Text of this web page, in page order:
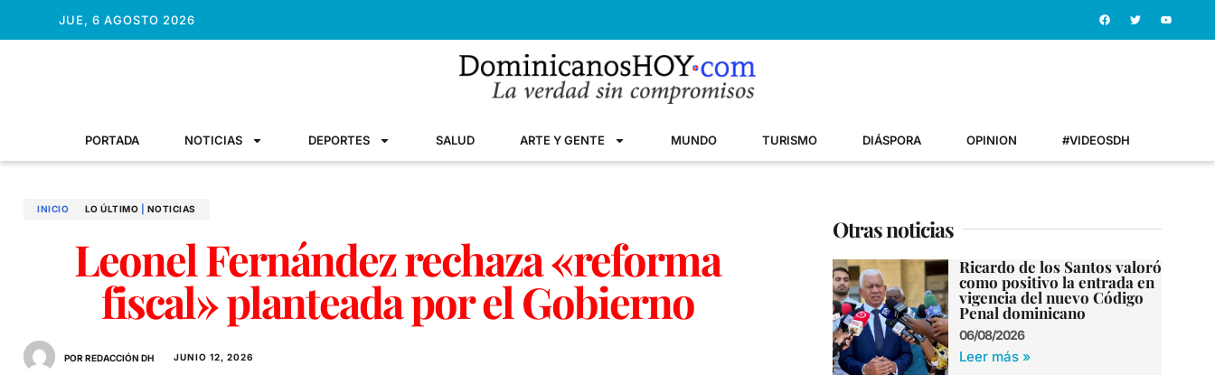
JUE, 6 AGOSTO 2026
PORTADA NOTICIAS DEPORTES SALUD ARTE Y GENTE MUNDO TURISMO DIÁSPORA OPINION #VIDEOSDH
INICIO LO ÚLTIMO NOTICIAS
Leonel Fernández rechaza «reforma
fiscal» planteada por el Gobierno
POR REDACCIÓN DH JUNIO 12, 2026
Otras noticias
Ricardo de los Santos valoró
como positivo la entrada en
vigencia del nuevo Código
Penal dominicano
06/08/2026
Leer más »